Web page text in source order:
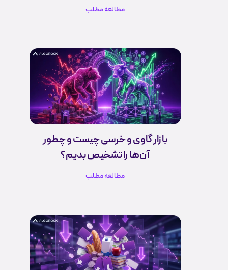
مطالعه مطلب
بازار گاوی و خرسی چیست و چطور
آن‌ها را تشخیص بدیم؟
مطالعه مطلب